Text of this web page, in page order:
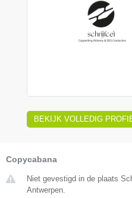
BEKIJK VOLLEDIG
Copycabana
Niet gevestigd in de plaats
Antwerpen.